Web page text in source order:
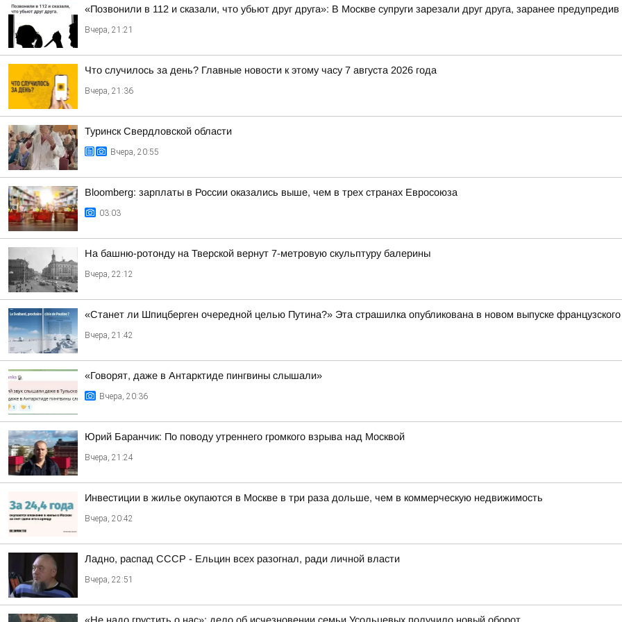
«Позвонили в 112 и сказали, что убьют друг друга»: В Москве супруги зарезали друг друга, заранее
Вчера, 21:21
Что случилось за день? Главные новости к этому часу 7 августа 2026 года
Вчера, 21:36
Туринск Свердловской области
Вчера, 20:55
Bloomberg: зарплаты в России оказались выше, чем в трех странах Евросоюза
03:03
На башню-ротонду на Тверской вернут 7-метровую скульптуру балерины
Вчера, 22:12
«Станет ли Шпицберген очередной целью Путина?» Эта страшилка опубликована в новом выпуске
Вчера, 21:42
«Говорят, даже в Антарктиде пингвины слышали»
Вчера, 20:36
Юрий Баранчик: По поводу утреннего громкого взрыва над Москвой
Вчера, 21:24
Инвестиции в жилье окупаются в Москве в три раза дольше, чем в коммерческую недвижимость
Вчера, 20:42
Ладно, распад СССР - Ельцин всех разогнал, ради личной власти
Вчера, 22:51